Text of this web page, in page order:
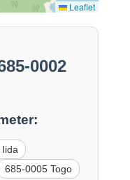
Leaflet
0002
685-0005 Togo